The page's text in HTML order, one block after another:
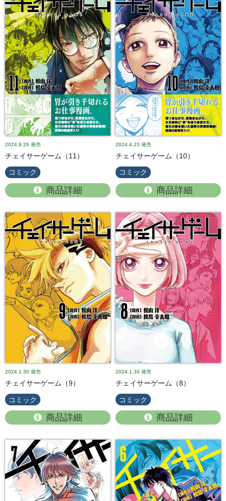
2024.9.26 発売
チェイサーゲーム（11）
コミック
商品詳細
2024.4.23 発売
チェイサーゲーム（10）
コミック
商品詳細
2024.1.30 発売
チェイサーゲーム（9）
コミック
商品詳細
2024.1.30 発売
チェイサーゲーム（8）
コミック
商品詳細